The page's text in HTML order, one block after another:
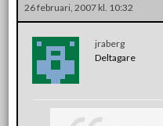
26 februari, 2007 kl. 10:32
jraberg
Deltagare